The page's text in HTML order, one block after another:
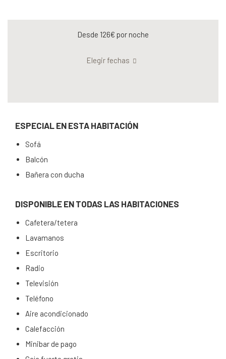
Desde 126€ por noche
Elegir fechas
ESPECIAL EN ESTA HABITACIÓN
Sofá
Balcón
Bañera con ducha
DISPONIBLE EN TODAS LAS HABITACIONES
Cafetera/tetera
Lavamanos
Escritorio
Radio
Televisión
Teléfono
Aire acondicionado
Calefacción
Minibar de pago